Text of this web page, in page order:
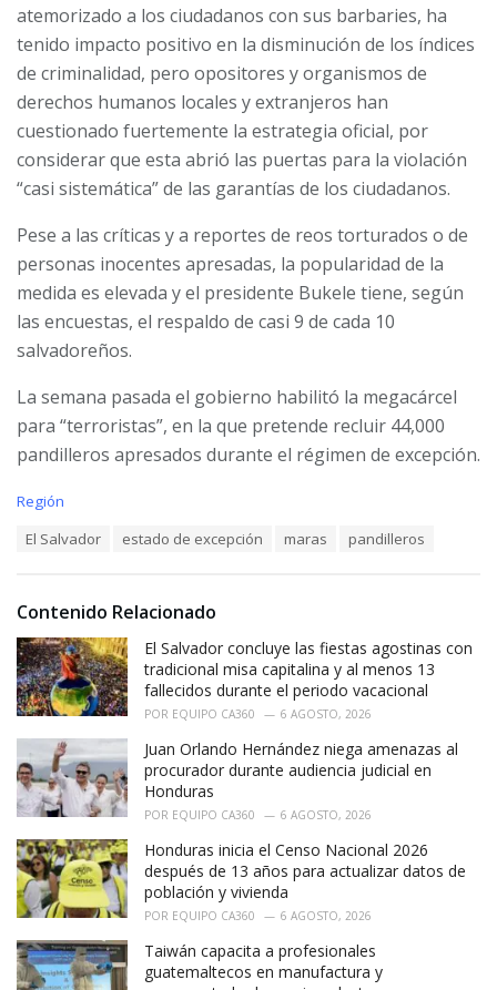
atemorizado a los ciudadanos con sus barbaries, ha
tenido impacto positivo en la disminución de los índices
de criminalidad, pero opositores y organismos de
derechos humanos locales y extranjeros han
cuestionado fuertemente la estrategia oficial, por
considerar que esta abrió las puertas para la violación
“casi sistemática” de las garantías de los ciudadanos.
Pese a las críticas y a reportes de reos torturados o de
personas inocentes apresadas, la popularidad de la
medida es elevada y el presidente Bukele tiene, según
las encuestas, el respaldo de casi 9 de cada 10
salvadoreños.
La semana pasada el gobierno habilitó la megacárcel
para “terroristas”, en la que pretende recluir 44,000
pandilleros apresados durante el régimen de excepción.
C
r
i
e
s
:
Región
:
El Salvador estado de excepción maras pandilleros
Contenido Relacionado
El Salvador concluye las fiestas agostinas con
tradicional misa capitalina y al menos 13
fallecidos durante el periodo vacacional
POR EQUIPO CA360 6 AGOSTO, 2026
Juan Orlando Hernández niega amenazas al
procurador durante audiencia judicial en
Honduras
POR EQUIPO CA360 6 AGOSTO, 2026
Honduras inicia el Censo Nacional 2026
después de 13 años para actualizar datos de
población y vivienda
POR EQUIPO CA360 6 AGOSTO, 2026
Taiwán capacita a profesionales
guatemaltecos en manufactura y